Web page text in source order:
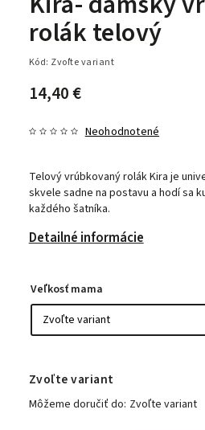
rolák telový
Kód: Zvoľte variant
14,40 €
Neohodnotené
Telový vrúbkovaný rolák Kira je
skvele sadne na postavu a hodí sa
každého šatníka.
Detailné informácie
Veľkosť mama
Zvoľte variant
Môžeme doručiť do: Zvoľte variant